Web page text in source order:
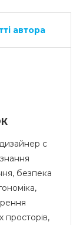
автора
с
безпека
просторів,